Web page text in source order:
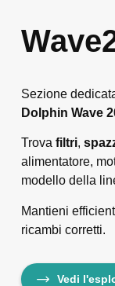
Sezione
Dolphin Wave
Trova filtri,
alimentatore,
modello della
Mantieni
ricambi corretti.
Vedi